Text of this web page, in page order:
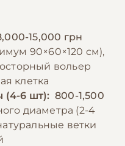
помещение
токсичных
и других
авокадо,
и продукты с
и сахара.
по
убирая
2-3 часа для
15,000 грн
90×60×120 см),
вольер
клетка
(4-6 шт): 800-1,500
диаметра (2-4
ветки